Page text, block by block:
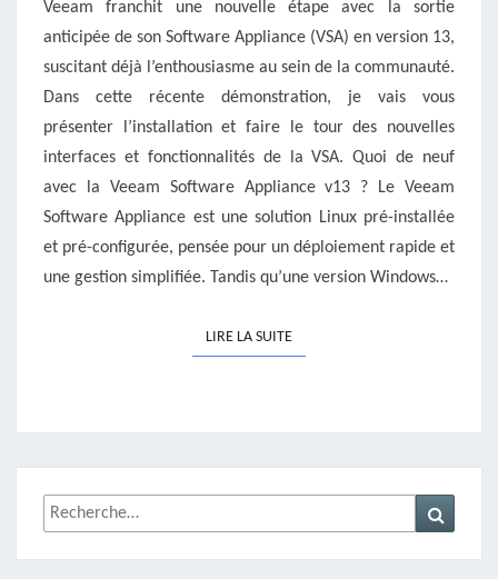
D’AVENIR
Veeam franchit une nouvelle étape avec la sortie
anticipée de son Software Appliance (VSA) en version 13,
suscitant déjà l’enthousiasme au sein de la communauté.
Dans cette récente démonstration, je vais vous
présenter l’installation et faire le tour des nouvelles
interfaces et fonctionnalités de la VSA. Quoi de neuf
avec la Veeam Software Appliance v13 ? Le Veeam
Software Appliance est une solution Linux pré-installée
et pré-configurée, pensée pour un déploiement rapide et
une gestion simplifiée. Tandis qu’une version Windows…
LIRE LA SUITELIRE LA SUITE
Rechercher :